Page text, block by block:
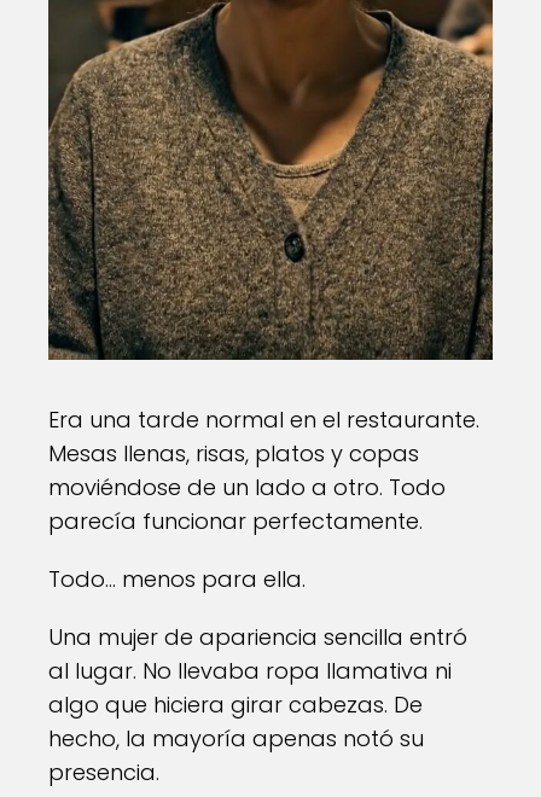
Era una tarde normal en el restaurante.
Mesas llenas, risas, platos y copas
moviéndose de un lado a otro. Todo
parecía funcionar perfectamente.
Todo… menos para ella.
Una mujer de apariencia sencilla entró
al lugar. No llevaba ropa llamativa ni
algo que hiciera girar cabezas. De
hecho, la mayoría apenas notó su
presencia.